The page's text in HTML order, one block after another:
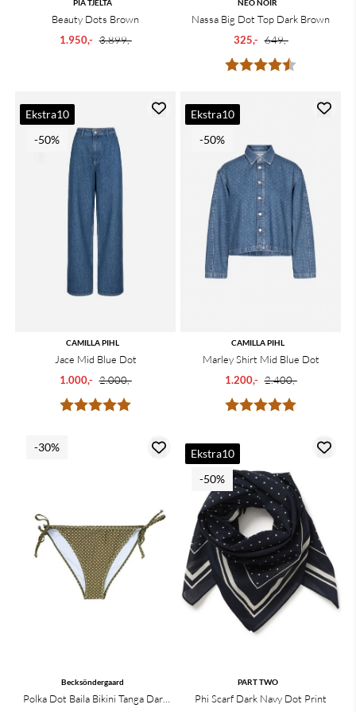
PIA TJELTA
Beauty Dots Brown
1.950,- 3.899,-
Karakter:
NEO NOIR
Nassa Big Dot Top Dark Brown
325,- 649,-
Ekstra10
-50%
Karakter:
CAMILLA PIHL
Jace Mid Blue Dot
1.000,- 2.000,-
Ekstra10
-50%
Karakter:
CAMILLA PIHL
Marley Shirt Mid Blue Dot
1.200,- 2.400,-
-30%
Becksöndergaard
Polka Dot Baila Bikini Tanga Dark
Ekstra10
-50%
PART TWO
Phi Scarf Dark Navy Dot Print